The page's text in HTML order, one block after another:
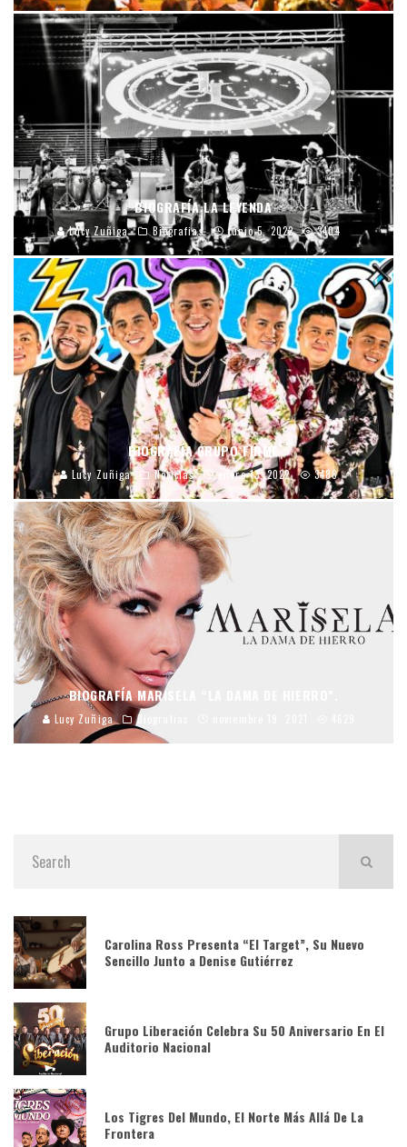
BIOGRAFÍA LA LEYENDA
Lucy Zuñiga Biografias junio 5, 2022 3404
BIOGRAFÍA GRUPO FIRME
Lucy Zuñiga Noticias enero 13, 2022 3488
BIOGRAFÍA MARISELA “LA DAMA DE HIERRO”.
Lucy Zuñiga Biografias
Carolina Ross Presenta “El Target”, Su Nuevo
Sencillo Junto a Denise Gutiérrez
Grupo Liberación Celebra Su 50 Aniversario En El
Auditorio Nacional
Los Tigres Del Mundo, El Norte Más Allá De La
Frontera